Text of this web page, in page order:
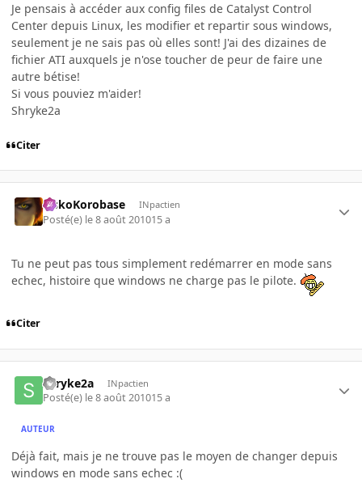
Je pensais à accéder aux config files de Catalyst Control
Center depuis Linux, les modifier et repartir sous windows,
seulement je ne sais pas où elles sont! J'ai des dizaines de
fichier ATI auxquels je n'ose toucher de peur de faire une
autre bétise!
Si vous pouviez m'aider!
Shryke2a
Citer
SiskoKorobase INpactien
Posté(e) le 8 août 201015 a
Tu ne peut pas tous simplement redémarrer en mode sans
echec, histoire que windows ne charge pas le pilote.
Citer
shryke2a INpactien
Posté(e) le 8 août 201015 a
AUTEUR
Déjà fait, mais je ne trouve pas le moyen de changer depuis
windows en mode sans echec :(